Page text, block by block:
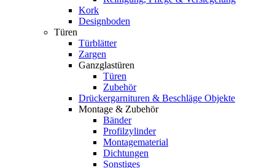
Kork
Designboden
Türen
Türblätter
Zargen
Ganzglastüren
Türen
Zubehör
Drückergarnituren & Beschläge Objekte
Montage & Zubehör
Bänder
Profilzylinder
Montagematerial
Dichtungen
Sonstiges